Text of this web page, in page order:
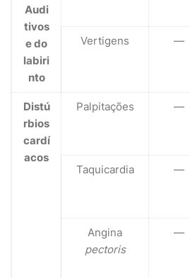
Audi
tivos
e do
labiri
nto
Vertigens —
Distú
rbios
cardí
acos
Palpitações —
Taquicardia —
Angina
pectoris
—